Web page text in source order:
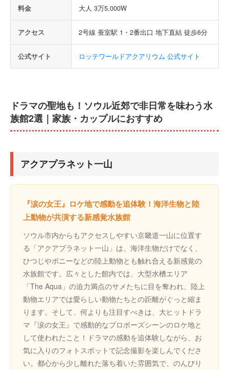
料金 大人 3万5,000W
アクセス 2号線 蚕室駅 1・2番出口 地下直結 徒歩6分
公式サイト ロッテワールドアクアリウム 公式サイト
ドラマの聖地も！ソウル近郊で非日常を味わう水
族館2選｜家族・カップルにおすすめ
アクアプラネット一山
『涙の女王』ロケ地で感動を追体験！海洋生物と陸
上動物が共演する新感覚水族館
ソウル市内からもアクセスしやすい京畿道一山に位置す
る「アクアプラネット一山」は、海洋生物だけでなく、
ひつじやポニーなどの陸上動物とも触れ合える新感覚の
水族館です。広々とした館内では、大型水槽エリア
「The Aqua」の迫力満点のサメたちに目を奪われ、陸上
動物エリアでは愛らしい動物たちとの距離がぐっと縮ま
ります。そして、何よりも注目すべきは、大ヒットドラ
マ『涙の女王』で感動的なプロポーズシーンのロケ地と
して使われたこと！ドラマの感動を追体験しながら、お
気に入りのフォトスポットで記念撮影を楽しんでくださ
い。都心から少し離れた落ち着いた雰囲気で、のんびり